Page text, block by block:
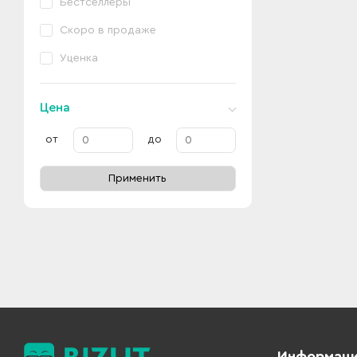
Бестселлеры
Скоро в продаже
Уценка
Цена
от до
Применить